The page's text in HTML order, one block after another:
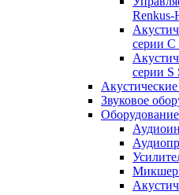
Renkus-
серии C
серии S
Звуковое